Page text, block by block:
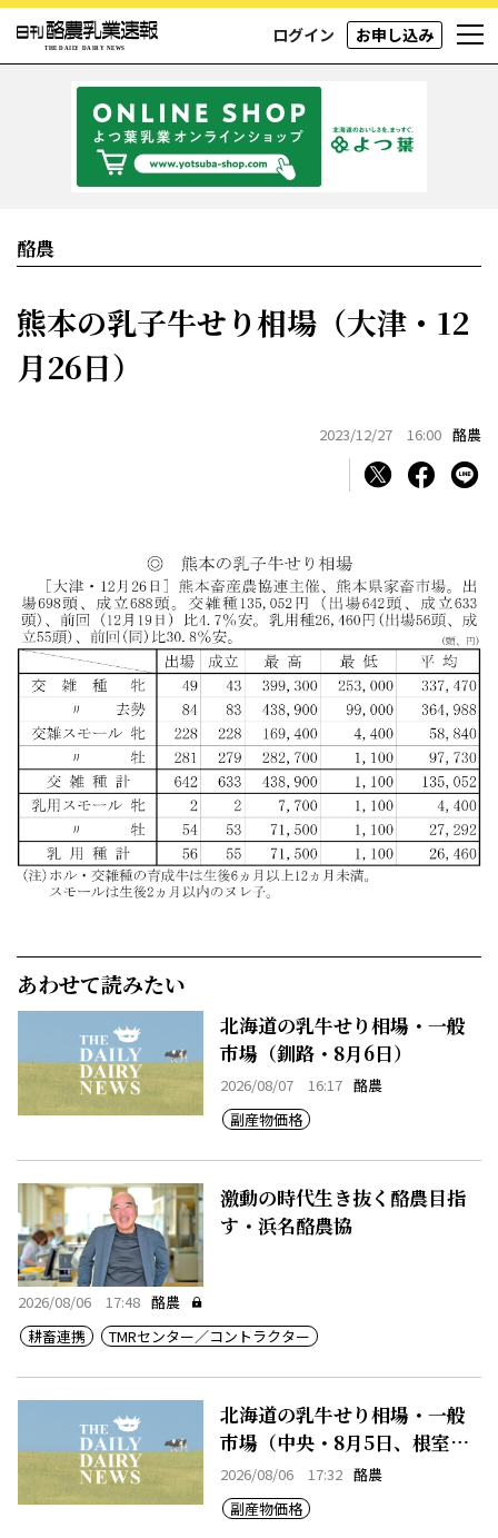
ログイン お申し込み
酪農
熊本の乳子牛せり相場（大津・12
月26日）
2023/12/27 16:00 酪農
あわせて読みたい
北海道の乳牛せり相場・一般
市場（釧路・8月6日）
2026/08/07 16:17 酪農
副産物価格
激動の時代生き抜く酪農目指
す・浜名酪農協
2026/08/06 17:48 酪農
耕畜連携
TMRセンター／コントラクター
北海道の乳牛せり相場・一般
市場（中央・8月5日、根室・8
月5日）
2026/08/06 17:32 酪農
副産物価格